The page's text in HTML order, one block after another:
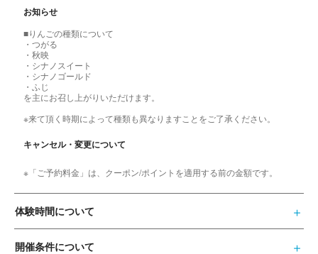
お知らせ
■りんごの種類について
・つがる
・秋映
・シナノスイート
・シナノゴールド
・ふじ
を主にお召し上がりいただけます。
※来て頂く時期によって種類も異なりますことをご了承ください。
キャンセル・変更について
※「ご予約料金」は、クーポン/ポイントを適用する前の金額です。
体験時間について
開催条件について